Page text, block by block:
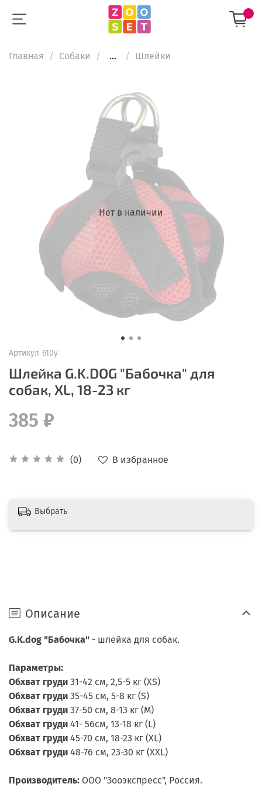
Главная Собаки ... Шлейки
Нет в наличии
Артикул 610у
Шлейка G.K.DOG "Бабочка" для
собак, XL, 18-23 кг
(0) В избранное
385 ₽
Выбрать
Описание
G.K.dog "Бабочка" - шлейка для собак.
Параметры:
Обхват груди 31-42 см, 2,5-5 кг (XS)
Обхват груди 35-45 см, 5-8 кг (S)
Обхват груди 37-50 см, 8-13 кг (M)
Обхват груди 41- 56см, 13-18 кг (L)
Обхват груди 45-70 см, 18-23 кг (XL)
Обхват груди 48-76 см, 23-30 кг (XXL)
Производитель: ООО "Зооэкспресс", Россия.